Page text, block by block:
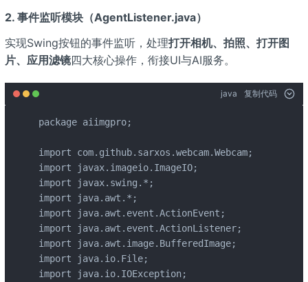
2. 事件监听模块（AgentListener.java）
实现Swing按钮的事件监听，处理打开相机、拍照、打开图
片、应用滤镜四大核心操作，衔接UI与AI服务。
java 复制代码
package aiimgpro;
import com.github.sarxos.webcam.Webcam;
import javax.imageio.ImageIO;
import javax.swing.*;
import java.awt.*;
import java.awt.event.ActionEvent;
import java.awt.event.ActionListener;
import java.awt.image.BufferedImage;
import java.io.File;
import java.io.IOException;